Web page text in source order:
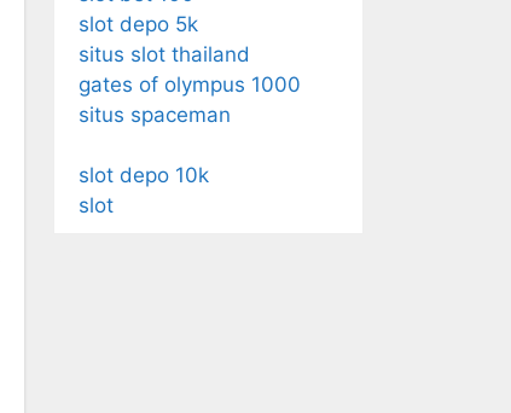
slot depo 5k
situs slot thailand
gates of olympus 1000
situs spaceman
slot depo 10k
slot